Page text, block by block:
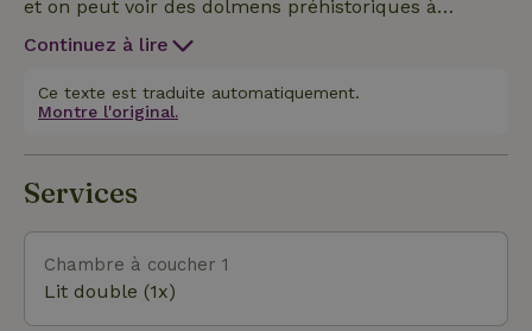
et on peut voir des dolmens préhistoriques à
quelques pas. À Zuidlaren, tu trouveras de
trois grands supermarchés. Il y a un marché le
vendredi. Zuidlaren possède une piscine
subtropicale et pour les enfants, il y a le
Sprookjeshof. À Annen, tu as une piscine extérieure.
Tu peux te baigner ou faire du canoë dans la
Drentsche Aa, ou un peu plus loin, dans la
Zuidlaarder Meer. Groningue et Assen sont à 20
minutes de route et offrent de nombreuses options
culturelles, notamment le musée Groninger ou
Continuez à lire
Ce texte est traduite automatiquement.
Montre l'original.
Services
Chambre à coucher 1
Lit double (1x)